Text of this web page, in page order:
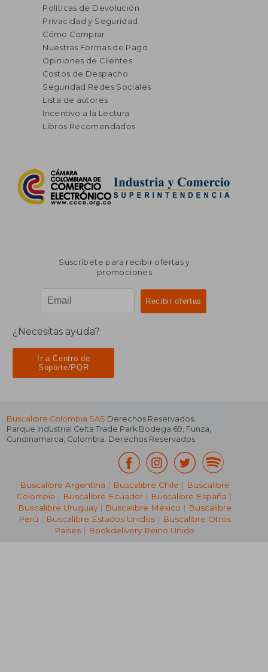
Políticas de Devolución
Privacidad y Seguridad
Cómo Comprar
Nuestras Formas de Pago
Opiniones de Clientes
Costos de Despacho
Seguridad Redes Sociales
Lista de autores
Incentivo a la Lectura
Libros Recomendados
Suscríbete para recibir ofertas y
promociones
¿Necesitas ayuda?
Ir a Centro de
Soporte/PQR
Buscalibre Colombia SAS Derechos Reservados.
Parque Industrial Celta Trade Park Bodega 69, Funza,
Cundinamarca, Colombia. Derechos Reservados.
Buscalibre Argentina | Buscalibre Chile | Buscalibre
Colombia | Buscalibre Ecuador | Buscalibre España |
Buscalibre Uruguay| Buscalibre México | Buscalibre
Perú | Buscalibre Estados Unidos| Buscalibre Otros
Países | Bookdelivery Reino Unido